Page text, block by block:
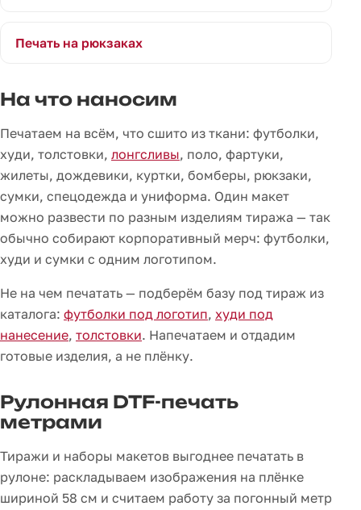
Печать на рюкзаках
На что наносим
Печатаем на всём, что сшито из ткани: футболки,
худи, толстовки, лонгсливы, поло, фартуки,
жилеты, дождевики, куртки, бомберы, рюкзаки,
сумки, спецодежда и униформа. Один макет
можно развести по разным изделиям тиража — так
обычно собирают корпоративный мерч: футболки,
худи и сумки с одним логотипом.
Не на чем печатать — подберём базу под тираж из
каталога: футболки под логотип, худи под
нанесение, толстовки. Напечатаем и отдадим
готовые изделия, а не плёнку.
Рулонная DTF-печать
метрами
Тиражи и наборы макетов выгоднее печатать в
рулоне: раскладываем изображения на плёнке
шириной 58 см и считаем работу за погонный метр